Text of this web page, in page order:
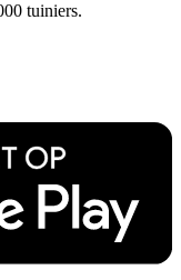
tuiniers.